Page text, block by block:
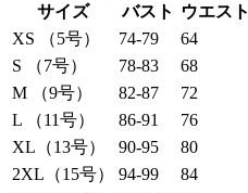
サイズ
バスト ウエスト
XS （5号）
74-79 64
S （7号）
78-83 68
M （9号）
82-87 72
L （11号）
86-91 76
XL（13号）
90-95 80
2XL（15号）
94-99 84